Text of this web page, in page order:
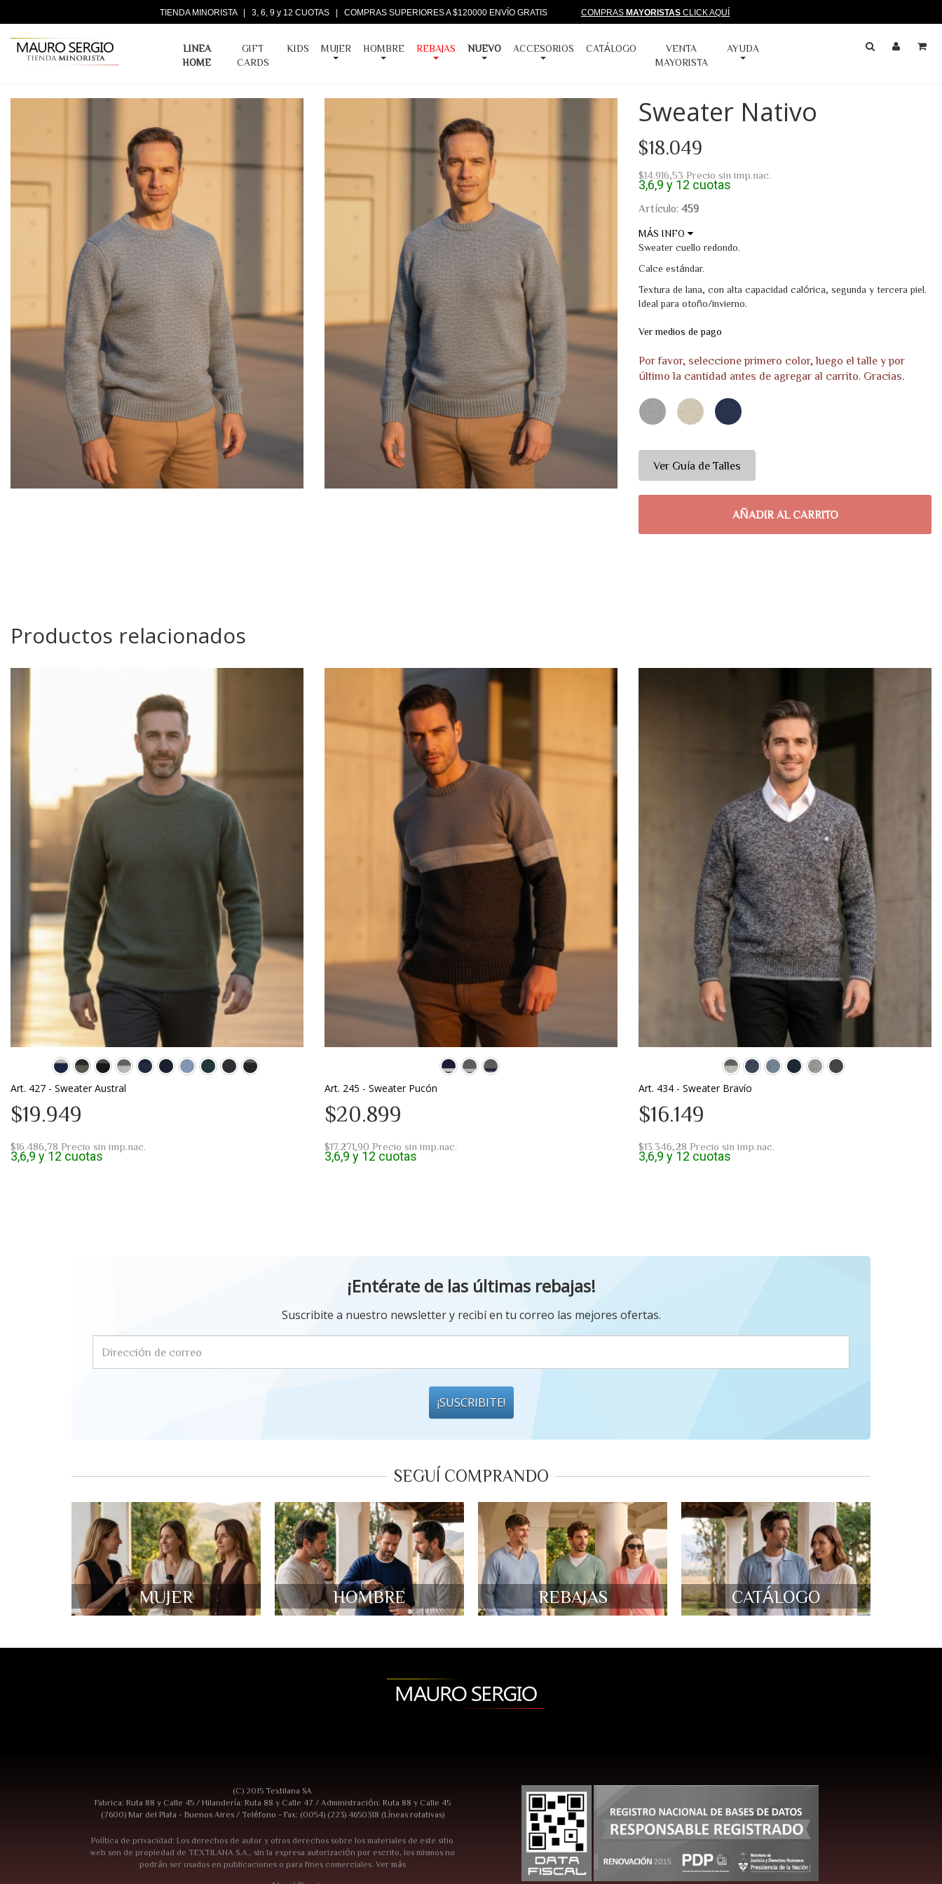
TIENDA MINORISTA | 3, 6, 9 y 12 CUOTAS | COMPRAS SUPERIORES A $120000 ENVÍO GRATIS COMPRAS MAYORISTAS CLICK AQUÍ
LINEA
HOME
GIFT
CARDS
KIDS MUJER HOMBRE REBAJAS NUEVO ACCESORIOS CATÁLOGO
VENTA
MAYORISTA
AYUDA
Sweater Nativo
$18.049
$14.916,53 Precio sin imp.nac.
3,6,9 y 12 cuotas
Artículo: 459
Hilado Cardado
Lana
Nylon
MÁS INFO
Sweater cuello redondo.
Calce estándar.
Textura de lana, con alta capacidad calórica, segunda y tercera piel.
Ideal para otoño/invierno.
Ver medios de pago
Por favor, seleccione primero color, luego el talle y por
último la cantidad antes de agregar al carrito. Gracias.
Ver Guía de Talles
AÑADIR AL CARRITO
Productos relacionados
Art. 427 - Sweater Austral
$19.949
$16.486,78 Precio sin imp.nac.
3,6,9 y 12 cuotas
Art. 245 - Sweater Pucón
$20.899
$17.271,90 Precio sin imp.nac.
3,6,9 y 12 cuotas
Art. 434 - Sweater Bravío
$16.149
$13.346,28 Precio sin imp.nac.
3,6,9 y 12 cuotas
¡Entérate de las últimas rebajas!
Suscribite a nuestro newsletter y recibí en tu correo las mejores ofertas.
¡SUSCRIBITE!
SEGUÍ COMPRANDO
MUJER HOMBRE REBAJAS CATÁLOGO
(C) 2015 Textilana SA
Fabrica: Ruta 88 y Calle 45 / Hilandería: Ruta 88 y Calle 47 / Administración: Ruta 88 y Calle 45
(7600) Mar del Plata - Buenos Aires / Teléfono - Fax: (0054) (223) 4650318 (Líneas rotativas)
Política de privacidad: Los derechos de autor y otros derechos sobre los materiales de este sitio
web son de propiedad de TEXTILANA S.A., sin la expresa autorización por escrito, los mismos no
podrán ser usados en publicaciones o para fines comerciales. Ver más